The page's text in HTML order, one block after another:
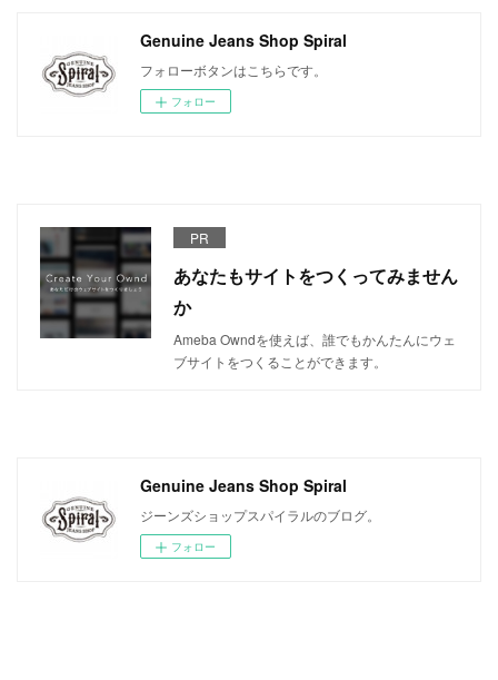
Genuine Jeans Shop Spiral
フォローボタンはこちらです。
フォロー
PR
あなたもサイトをつくってみません
か
Ameba Owndを使えば、誰でもかんたんにウェ
ブサイトをつくることができます。
Genuine Jeans Shop Spiral
ジーンズショップスパイラルのブログ。
フォロー